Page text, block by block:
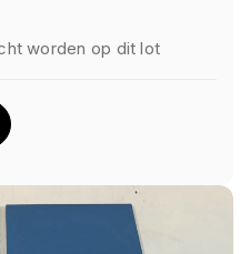
worden op dit lot